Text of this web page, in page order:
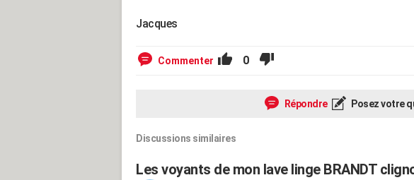
Jacques
Commenter 0
Répondre Posez votre
Discussions similaires
Les voyants de mon lave linge BRANDT